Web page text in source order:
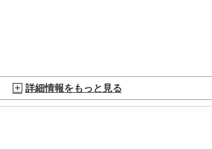
詳細情報をもっと見る